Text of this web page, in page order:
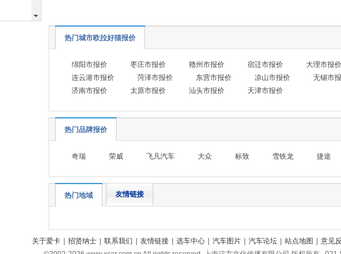
热门城市欧拉好猫报价
绵阳市报价 枣庄市报价 赣州市报价 宿迁市报价 大理市报价
连云港市报价
菏泽市报价 东营市报价 凉山市报价 无锡市
济南市报价
太原市报价 汕头市报价 天津市报价
热门品牌报价
奇瑞 荣威 飞凡汽车 大众 标致 雪铁龙 捷途
热门地域 友情链接
关于爱卡 招贤纳士 联系我们 友情链接 选车中心 汽车图片 汽车论坛 站点地图 意见